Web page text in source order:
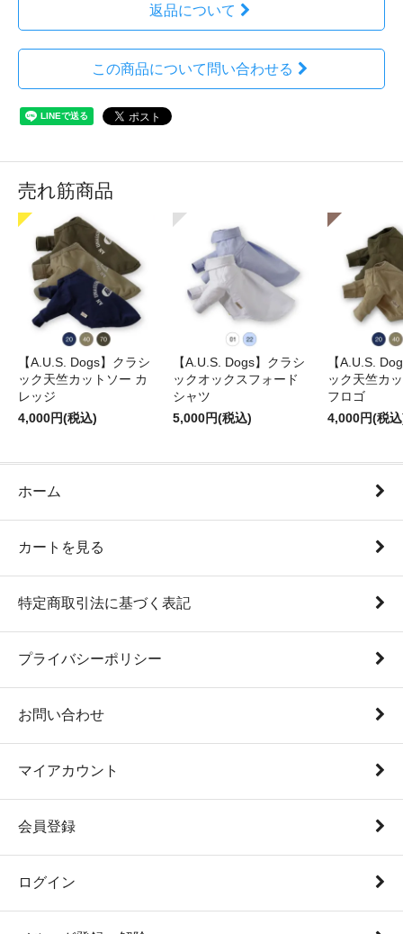
返品について
この商品について問い合わせる
売れ筋商品
【A.U.S. Dogs】クラシ
ック天竺カットソー カ
レッジ
4,000円(税込)
【A.U.S. Dogs】クラシ
ックオックスフォード
シャツ
5,000円(税込)
【A.U.S.
ック天竺カ
フロゴ
4,000円(税
ホーム
カートを見る
特定商取引法に基づく表記
プライバシーポリシー
お問い合わせ
マイアカウント
会員登録
ログイン